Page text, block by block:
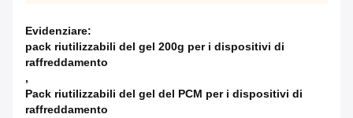
Evidenziare:
pack riutilizzabili del gel 200g per i dispositivi di
raffreddamento
,
Pack riutilizzabili del gel del PCM per i dispositivi di
raffreddamento